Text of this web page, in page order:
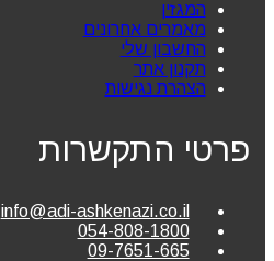
המגזין
מאמרים אחרונים
החשבון שלי
תקנון אתר
הצהרת נגישות
פרטי התקשרות
info@adi-ashkenazi.co.il
054-808-1800
09-7651-665